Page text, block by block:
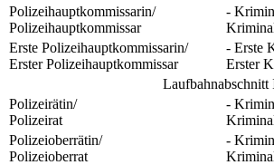
Polizeihauptkommissarin/
Polizeihauptkommissar
-
Erste Polizeihauptkommissarin/
Erster Polizeihauptkommissar
- Erste
Erster
Laufbahnabschnitt
Polizeirätin/
Polizeirat
-
Polizeioberrätin/
Polizeioberrat
-